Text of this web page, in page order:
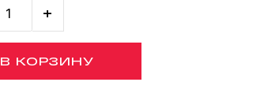
+
В КОРЗИНУ